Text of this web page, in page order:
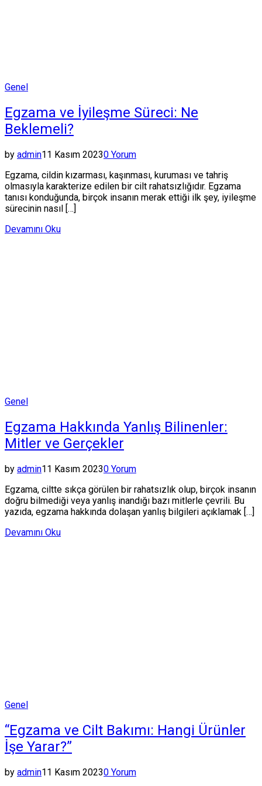
Posted
Genel
Egzama ve İyileşme Süreci: Ne
Beklemeli?
by admin11 Kasım 20230 Yorum
Egzama, cildin kızarması, kaşınması, kuruması ve tahriş
olmasıyla karakterize edilen bir cilt rahatsızlığıdır. Egzama
tanısı konduğunda, birçok insanın merak ettiği ilk şey, iyileşme
sürecinin nasıl […]
Devamını Oku
Posted
Genel
Egzama Hakkında Yanlış Bilinenler:
Mitler ve Gerçekler
by admin11 Kasım 20230 Yorum
Egzama, ciltte sıkça görülen bir rahatsızlık olup, birçok insanın
doğru bilmediği veya yanlış inandığı bazı mitlerle çevrili. Bu
yazıda, egzama hakkında dolaşan yanlış bilgileri açıklamak […]
Devamını Oku
Posted
Genel
“Egzama ve Cilt Bakımı: Hangi Ürünler
İşe Yarar?”
by admin11 Kasım 20230 Yorum